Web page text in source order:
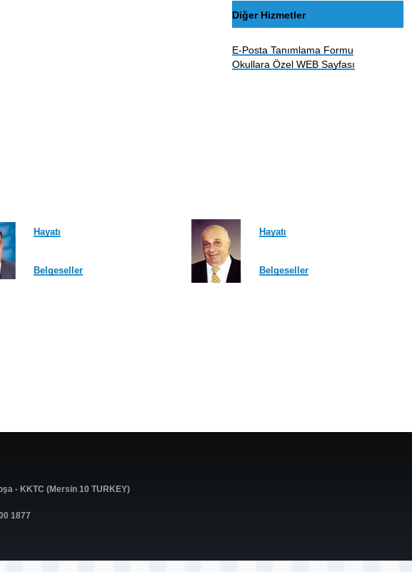
Diğer Hizmetler
E-Posta Tanımlama Formu
Okullara Özel WEB Sayfası
Hayatı
Belgeseller
Hayatı
Belgeseller
- KKTC (Mersin 10 TURKEY)
1877